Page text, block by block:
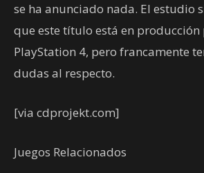
se ha anunciado nada. El estudio
que este título está en producción
PlayStation 4, pero francamente
dudas al respecto.
[via cdprojekt.com]
Juegos Relacionados